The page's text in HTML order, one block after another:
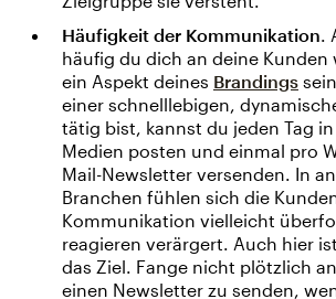
Häufigkeit der Kommunikation.
häufig du dich an deine Kunden
ein Aspekt deines Brandings
einer schnelllebigen,
tätig bist, kannst du jeden Tag
Medien posten und einmal pro
Mail-Newsletter versenden. In
Branchen fühlen sich die
Kommunikation vielleicht
reagieren verärgert. Auch hier
das Ziel. Fange nicht plötzlich
einen Newsletter zu senden,